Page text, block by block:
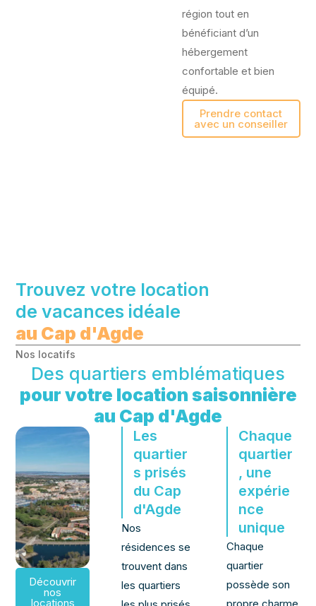
région tout en
bénéficiant d’un
hébergement
confortable et bien
équipé.
Prendre contact
avec un conseiller
Trouvez votre location
de vacances idéale
au Cap d'Agde
Nos locatifs
Des quartiers emblématiques
pour votre location saisonnière
au Cap d'Agde
Les
quartier
s prisés
du Cap
d'Agde
Nos
résidences se
trouvent dans
les quartiers
Découvrir
nos
locations
Chaque
quartier
, une
expérie
nce
unique
Chaque
quartier
possède son
propre charme